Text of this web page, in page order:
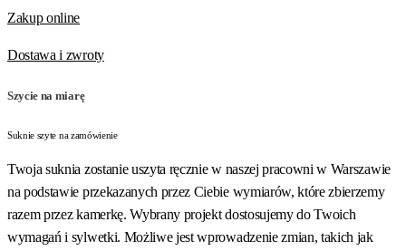
Zakup online
Dostawa i zwroty
Szycie na miarę
Suknie szyte na zamówienie
Twoja suknia zostanie uszyta ręcznie w naszej pracowni w Warszawie
na podstawie przekazanych przez Ciebie wymiarów, które zbierzemy
razem przez kamerkę. Wybrany projekt dostosujemy do Twoich
wymagań i sylwetki. Możliwe jest wprowadzenie zmian, takich jak